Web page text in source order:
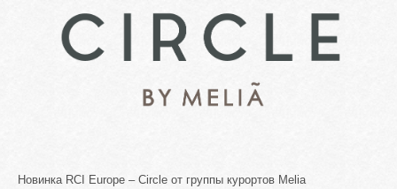
Новинка RCI Europe – Circle от группы курортов Melia